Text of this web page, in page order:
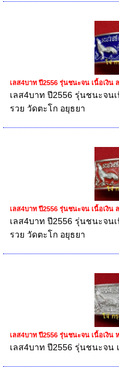
เลส4บาท ปี2556 รุ่นชนะจน เนื้อเงิน
เลส4บาท ปี2556 รุ่นชนะจน
รวย วัดตะโก อยุธยา
เลส4บาท ปี2556 รุ่นชนะจน เนื้อเงิน
เลส4บาท ปี2556 รุ่นชนะจน
รวย วัดตะโก อยุธยา
เลส4บาท ปี2556 รุ่นชนะจน เนื้อเงิน
เลส4บาท ปี2556 รุ่นชนะจน